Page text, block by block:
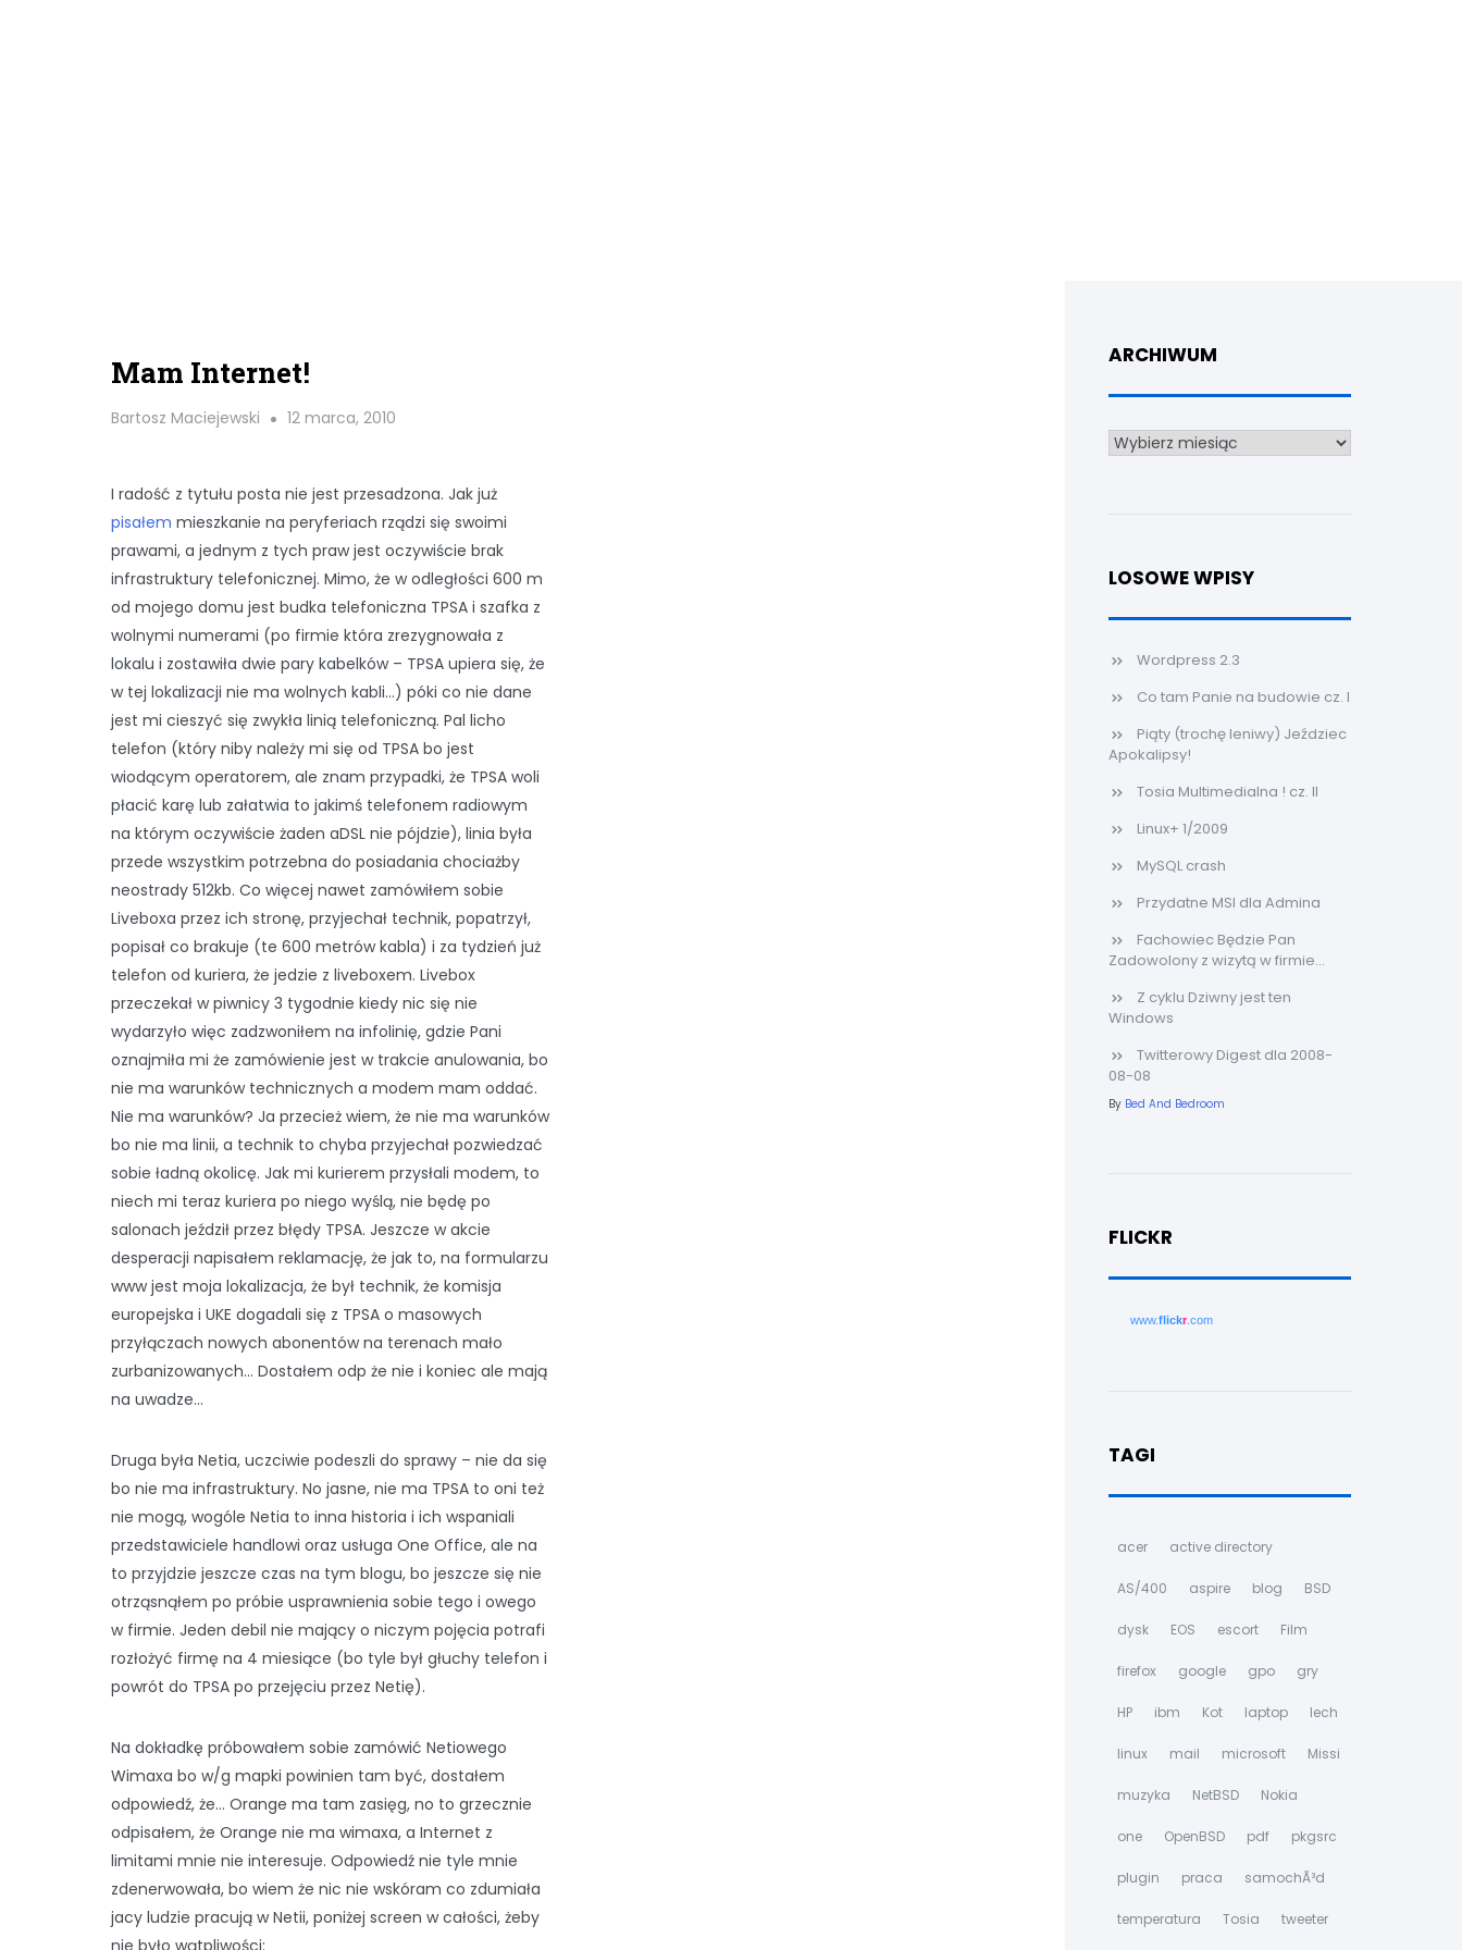
Mam Internet!
Bartosz Maciejewski 12 marca, 2010
I radość z tytułu posta nie jest przesadzona. Jak już
pisałem mieszkanie na peryferiach rządzi się swoimi
prawami, a jednym z tych praw jest oczywiście brak
infrastruktury telefonicznej. Mimo, że w odległości 600 m
od mojego domu jest budka telefoniczna TPSA i szafka z
wolnymi numerami (po firmie która zrezygnowała z
lokalu i zostawiła dwie pary kabelków – TPSA upiera się, że
w tej lokalizacji nie ma wolnych kabli…) póki co nie dane
jest mi cieszyć się zwykła linią telefoniczną. Pal licho
telefon (który niby należy mi się od TPSA bo jest
wiodącym operatorem, ale znam przypadki, że TPSA woli
płacić karę lub załatwia to jakimś telefonem radiowym
na którym oczywiście żaden aDSL nie pójdzie), linia była
przede wszystkim potrzebna do posiadania chociażby
neostrady 512kb. Co więcej nawet zamówiłem sobie
Liveboxa przez ich stronę, przyjechał technik, popatrzył,
popisał co brakuje (te 600 metrów kabla) i za tydzień już
telefon od kuriera, że jedzie z liveboxem. Livebox
przeczekał w piwnicy 3 tygodnie kiedy nic się nie
wydarzyło więc zadzwoniłem na infolinię, gdzie Pani
oznajmiła mi że zamówienie jest w trakcie anulowania, bo
nie ma warunków technicznych a modem mam oddać.
Nie ma warunków? Ja przecież wiem, że nie ma warunków
bo nie ma linii, a technik to chyba przyjechał pozwiedzać
sobie ładną okolicę. Jak mi kurierem przysłali modem, to
niech mi teraz kuriera po niego wyślą, nie będę po
salonach jeździł przez błędy TPSA. Jeszcze w akcie
desperacji napisałem reklamację, że jak to, na formularzu
www jest moja lokalizacja, że był technik, że komisja
europejska i UKE dogadali się z TPSA o masowych
przyłączach nowych abonentów na terenach mało
zurbanizowanych… Dostałem odp że nie i koniec ale mają
na uwadze…
Druga była Netia, uczciwie podeszli do sprawy – nie da się
bo nie ma infrastruktury. No jasne, nie ma TPSA to oni też
nie mogą, wogóle Netia to inna historia i ich wspaniali
przedstawiciele handlowi oraz usługa One Office, ale na
to przyjdzie jeszcze czas na tym blogu, bo jeszcze się nie
otrząsnąłem po próbie usprawnienia sobie tego i owego
w firmie. Jeden debil nie mający o niczym pojęcia potrafi
rozłożyć firmę na 4 miesiące (bo tyle był głuchy telefon i
powrót do TPSA po przejęciu przez Netię).
Na dokładkę próbowałem sobie zamówić Netiowego
Wimaxa bo w/g mapki powinien tam być, dostałem
odpowiedź, że… Orange ma tam zasięg, no to grzecznie
odpisałem, że Orange nie ma wimaxa, a Internet z
limitami mnie nie interesuje. Odpowiedź nie tyle mnie
zdenerwowała, bo wiem że nic nie wskóram co zdumiała
jacy ludzie pracują w Netii, poniżej screen w całości, żeby
nie było wątpliwości:
ARCHIWUM
Archiwum
LOSOWE WPISY
Wordpress 2.3
Co tam Panie na budowie cz. I
Piąty (trochę leniwy) Jeździec
Apokalipsy!
Tosia Multimedialna ! cz. II
Linux+ 1/2009
MySQL crash
Przydatne MSI dla Admina
Fachowiec Będzie Pan
Zadowolony z wizytą w firmie...
Z cyklu Dziwny jest ten
Windows
Twitterowy Digest dla 2008-
08-08
By Bed And Bedroom
FLICKR
www.flickr .com
TAGI
acer active directory
AS/400 aspire blog BSD
dysk EOS escort Film
firefox google gpo gry
HP ibm Kot laptop lech
linux mail microsoft Missi
muzyka NetBSD Nokia
one OpenBSD pdf pkgsrc
plugin praca samochÃ³d
temperatura Tosia tweeter